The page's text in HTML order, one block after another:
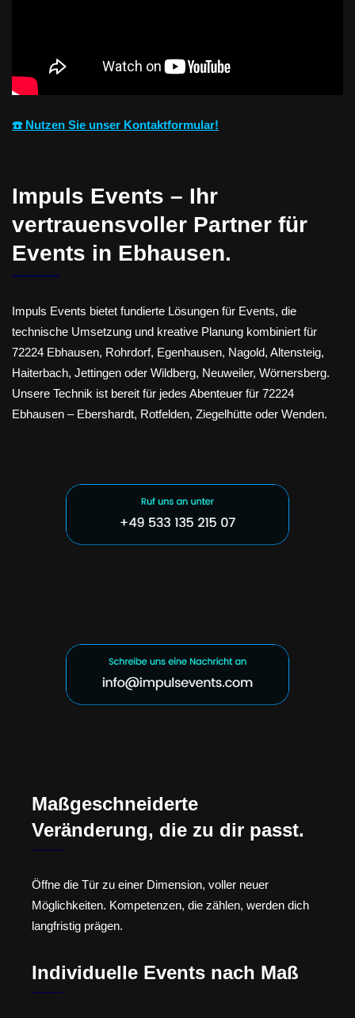
☎️ Nutzen Sie unser Kontaktformular!
Impuls Events – Ihr
vertrauensvoller Partner für
Events in Ebhausen.
Impuls Events bietet fundierte Lösungen für Events, die
technische Umsetzung und kreative Planung kombiniert für
72224 Ebhausen, Rohrdorf, Egenhausen, Nagold, Altensteig,
Haiterbach, Jettingen oder Wildberg, Neuweiler, Wörnersberg.
Unsere Technik ist bereit für jedes Abenteuer für 72224
Ebhausen – Ebershardt, Rotfelden, Ziegelhütte oder Wenden.
Maßgeschneiderte
Veränderung, die zu dir passt.
Öffne die Tür zu einer Dimension, voller neuer
Möglichkeiten. Kompetenzen, die zählen, werden dich
langfristig prägen.
Individuelle Events nach Maß